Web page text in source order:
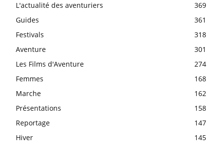
L'actualité des aventuriers
369
Guides
361
Festivals
318
Aventure
301
Les Films d'Aventure
274
Femmes
168
Marche
162
Présentations
158
Reportage
147
Hiver
145